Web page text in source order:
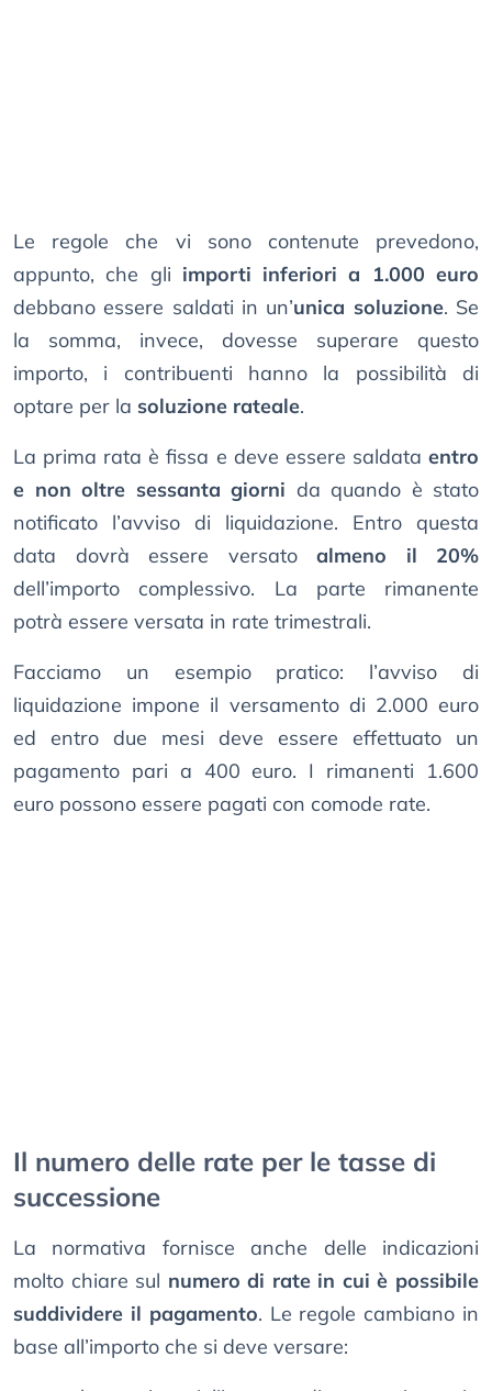
Le regole che vi sono contenute prevedono,
appunto, che gli importi inferiori a 1.000 euro
debbano essere saldati in un’unica soluzione. Se
la somma, invece, dovesse superare questo
importo, i contribuenti hanno la possibilità di
optare per la soluzione rateale.
La prima rata è fissa e deve essere saldata entro
e non oltre sessanta giorni da quando è stato
notificato l’avviso di liquidazione. Entro questa
data dovrà essere versato almeno il 20%
dell’importo complessivo. La parte rimanente
potrà essere versata in rate trimestrali.
Facciamo un esempio pratico: l’avviso di
liquidazione impone il versamento di 2.000 euro
ed entro due mesi deve essere effettuato un
pagamento pari a 400 euro. I rimanenti 1.600
euro possono essere pagati con comode rate.
Il numero delle rate per le tasse di
successione
La normativa fornisce anche delle indicazioni
molto chiare sul numero di rate in cui è possibile
suddividere il pagamento. Le regole cambiano in
base all’importo che si deve versare: